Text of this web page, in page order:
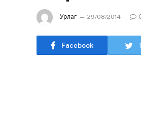
Урлаг 29/08/2014
Facebook